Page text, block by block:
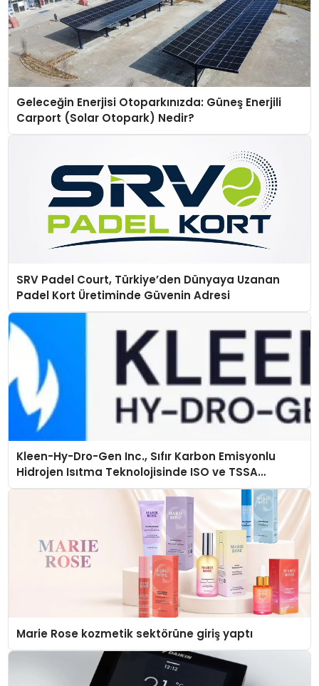
Geleceğin Enerjisi Otoparkınızda: Güneş Enerjili
Carport (Solar Otopark) Nedir?
SRV Padel Court, Türkiye’den Dünyaya Uzanan
Padel Kort Üretiminde Güvenin Adresi
Kleen-Hy-Dro-Gen Inc., Sıfır Karbon Emisyonlu
Hidrojen Isıtma Teknolojisinde ISO ve TSSA
Düzenleyici Onaylarını Aldı
Marie Rose kozmetik sektörüne giriş yaptı